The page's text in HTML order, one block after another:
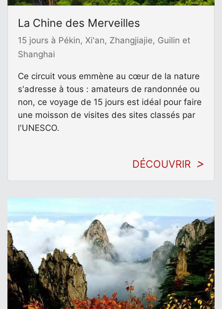
La Chine des Merveilles
15 jours à Pékin, Xi'an, Zhangjiajie, Guilin et
Shanghai
Ce circuit vous emmène au cœur de la nature
s'adresse à tous : amateurs de randonnée ou
non, ce voyage de 15 jours est idéal pour faire
une moisson de visites des sites classés par
l'UNESCO.
DÉCOUVRIR